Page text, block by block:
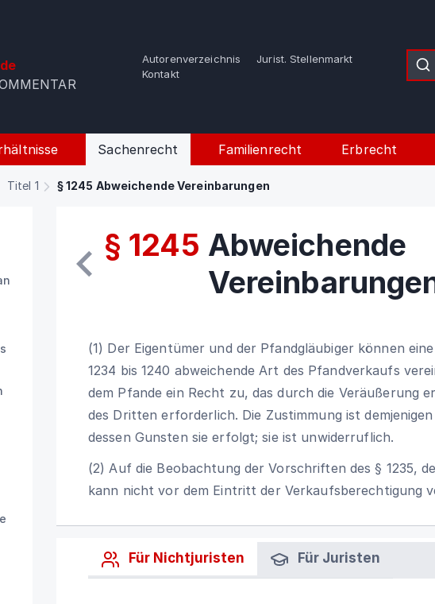
Autorenverzeichnis
Jurist. Stellenmarkt
Kontakt
Sachenrecht Familienrecht Erbrecht
Titel 1 § 1245 Abweichende Vereinbarungen
§ 1245 Abweichende
(1) Der Eigentümer und der Pfandgläubiger können
1234 bis 1240 abweichende Art des Pfandverkaufs
dem Pfande ein Recht zu, das durch die Veräußerung
des Dritten erforderlich. Die Zustimmung ist
dessen Gunsten sie erfolgt; sie ist unwiderruflich.
(2) Auf die Beobachtung der Vorschriften des § 1235,
kann nicht vor dem Eintritt der Verkaufsberechtigung
Für Nichtjuristen Für Juristen